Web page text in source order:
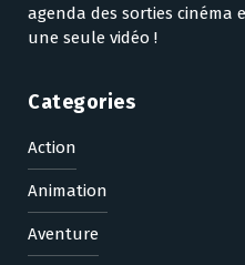
agenda des sorties cinéma
une seule vidéo !
Categories
Action
Animation
Aventure